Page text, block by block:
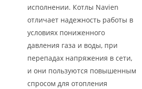
исполнении. Котлы Navien
отличает надежность работы в
условиях пониженного
давления газа и воды, при
перепадах напряжения в сети,
и они пользуются повышенным
спросом для отопления